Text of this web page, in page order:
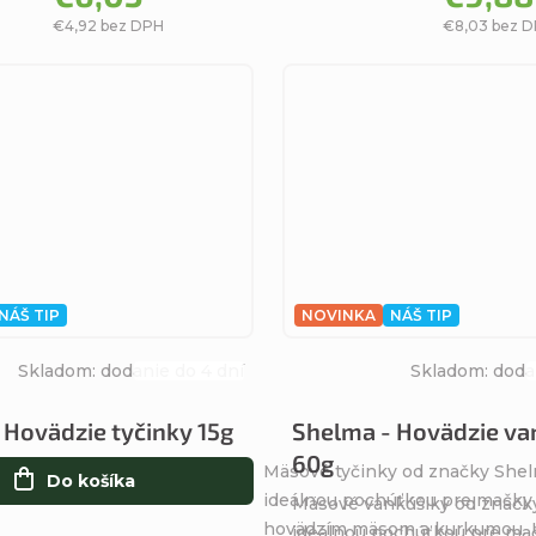
€4,92 bez DPH €8,03 bez
NÁŠ TIP
tyčinky 15g
produktu
5,0
Skladom: dodanie do 4 dní
Do košíka
Mäsové tyčinky od značky
ideálnou pochúťkou pre mačky
hovädzím mäsom a kurkumou.
NOVINKA NÁŠ TIP
Shelma - Hovädzie
60g
Skladom:
Mäsové vankúšiky od